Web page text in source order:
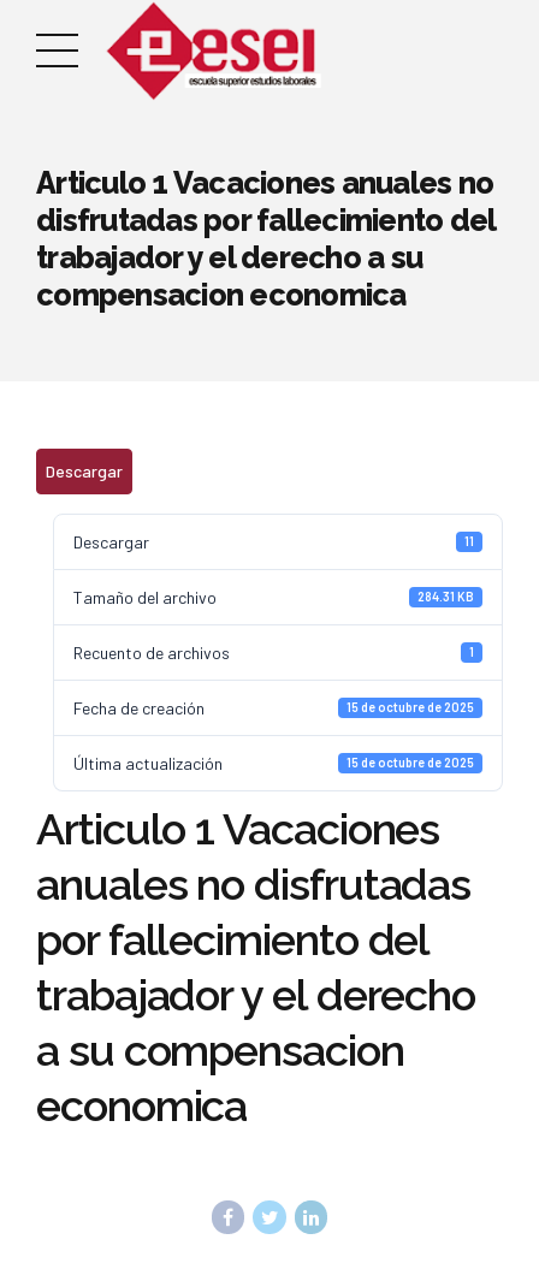
Articulo 1 Vacaciones anuales no
disfrutadas por fallecimiento del
trabajador y el derecho a su
compensacion economica
Descargar
Descargar 11
Tamaño del archivo 284.31 KB
Recuento de archivos 1
Fecha de creación 15 de octubre de 2025
Última actualización 15 de octubre de 2025
Articulo 1 Vacaciones
anuales no disfrutadas
por fallecimiento del
trabajador y el derecho
a su compensacion
economica